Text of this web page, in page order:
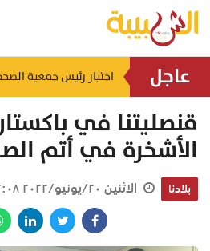
عاجل إنجاز بحري جديد.. القبطان محمد البوسعيدي أول عُماني يقود ناقلة منتجات نفطية متوسطة المدى
قنصليتنا في
الأشخرة في أتم
بلادنا الاثنين ٢٠/يونيو/٢٠٢٢ ١٢:٠٨ م